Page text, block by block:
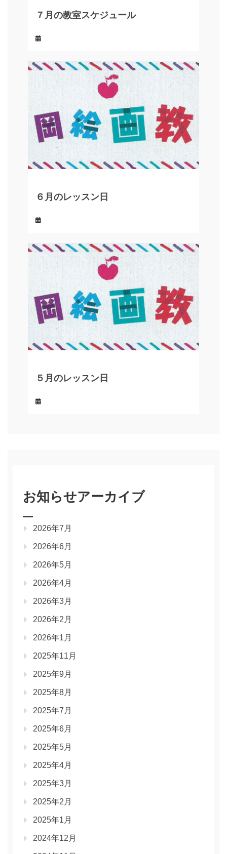
７月の教室スケジュール
６月のレッスン日
５月のレッスン日
お知らせアーカイブ
2026年7月
2026年6月
2026年5月
2026年4月
2026年3月
2026年2月
2026年1月
2025年11月
2025年9月
2025年8月
2025年7月
2025年6月
2025年5月
2025年4月
2025年3月
2025年2月
2025年1月
2024年12月